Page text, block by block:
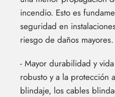
incendio. Esto es
seguridad en
riesgo de daños mayores.
- Mayor durabilidad y
robusto y a la protección
blindaje, los cables